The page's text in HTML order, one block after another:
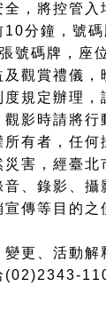
全，將控管
分鐘，號
號碼牌，座
觀賞禮儀，
規定辦理，
影時請將行
有者，任
害，經臺北
、錄影、
傳等目的
更、活動解
(02)2343-